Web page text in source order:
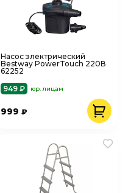
Насос электрический
Bestway PowerTouch 220В
62252
949 ₽
юр. лицам
999₽